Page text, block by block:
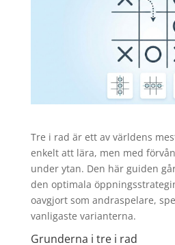
Tre i rad är ett av världens
enkelt att lära, men med
under ytan. Den här guiden
den optimala
oavgjort som andraspelare,
vanligaste varianterna.
Grunderna i tre i rad